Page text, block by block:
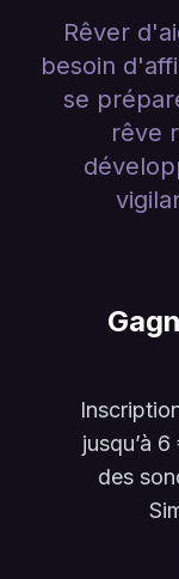
Rêver
besoin
se
rêve
jusqu’à
des